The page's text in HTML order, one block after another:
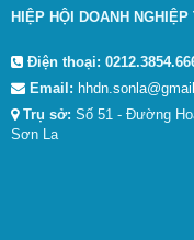
HIỆP HỘI DOANH
Điện thoại:
Email:
Trụ sở: Số 51 - Đường
Sơn La